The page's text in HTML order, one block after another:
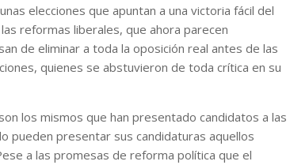
elecciones que apuntan a una victoria fácil del
reformas liberales, que ahora parecen
de eliminar a toda la oposición real antes de las
quienes se abstuvieron de toda crítica en su
los mismos que han presentado candidatos a las
pueden presentar sus candidaturas aquellos
a las promesas de reforma política que el